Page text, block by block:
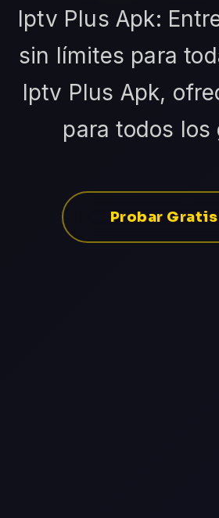
Iptv Plus Apk:
sin límites para
Iptv Plus Apk,
para todos los
Probar Gratis